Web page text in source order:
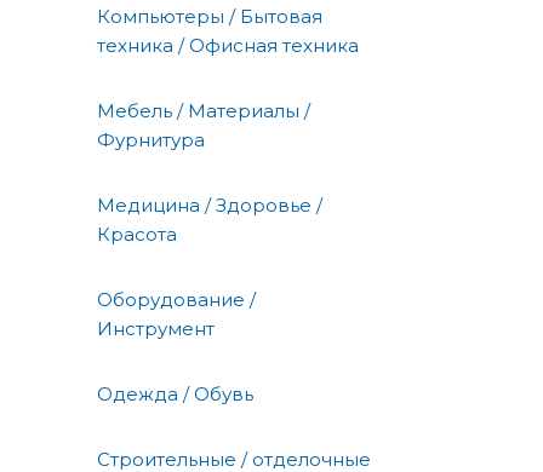
Компьютеры / Бытовая
техника / Офисная техника
Мебель / Материалы /
Фурнитура
Медицина / Здоровье /
Красота
Оборудование /
Инструмент
Одежда / Обувь
Строительные / отделочные